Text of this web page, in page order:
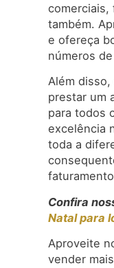
comerciais,
também.
e ofereça
números
Além
prestar um
para todos
excelência
toda a
Confira
Natal para
Aproveite
vender